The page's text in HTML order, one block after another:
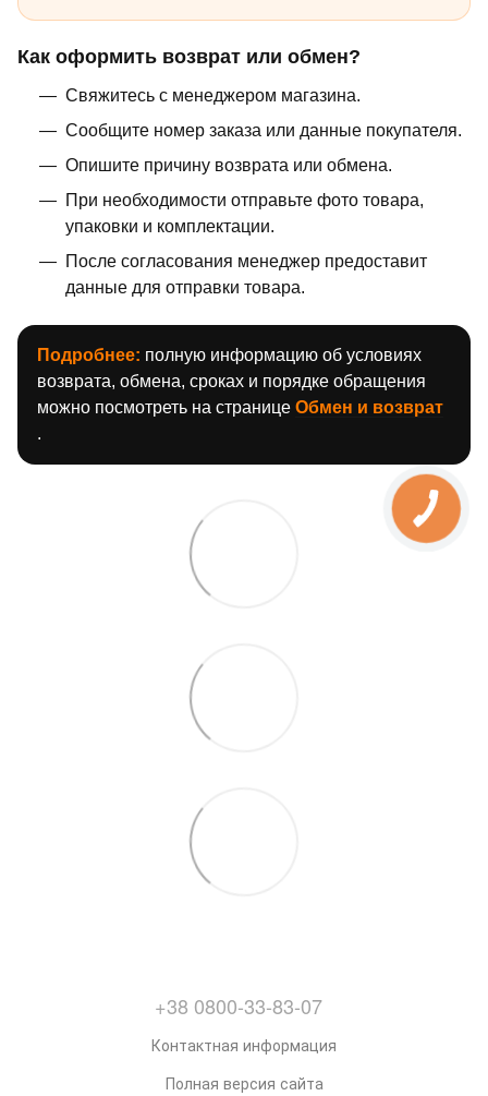
Как оформить возврат или обмен?
Свяжитесь с менеджером магазина.
Сообщите номер заказа или данные покупателя.
Опишите причину возврата или обмена.
При необходимости отправьте фото товара,
упаковки и комплектации.
После согласования менеджер предоставит
данные для отправки товара.
Подробнее: полную информацию об условиях
возврата, обмена, сроках и порядке обращения
можно посмотреть на странице Обмен и возврат
.
+38 0800-33-83-07
Контактная информация
Полная версия сайта